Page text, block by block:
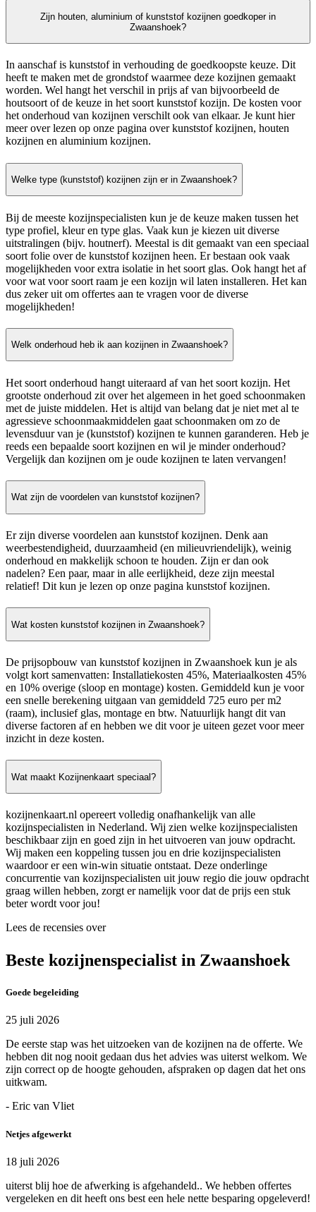
Zijn houten, aluminium of kunststof kozijnen goedkoper in
Zwaanshoek?
In aanschaf is kunststof in verhouding de goedkoopste keuze. Dit
heeft te maken met de grondstof waarmee deze kozijnen gemaakt
worden. Wel hangt het verschil in prijs af van bijvoorbeeld de
houtsoort of de keuze in het soort kunststof kozijn. De kosten voor
het onderhoud van kozijnen verschilt ook van elkaar. Je kunt hier
meer over lezen op onze pagina over kunststof kozijnen, houten
kozijnen en aluminium kozijnen.
Welke type (kunststof) kozijnen zijn er in Zwaanshoek?
Bij de meeste kozijnspecialisten kun je de keuze maken tussen het
type profiel, kleur en type glas. Vaak kun je kiezen uit diverse
uitstralingen (bijv. houtnerf). Meestal is dit gemaakt van een speciaal
soort folie over de kunststof kozijnen heen. Er bestaan ook vaak
mogelijkheden voor extra isolatie in het soort glas. Ook hangt het af
voor wat voor soort raam je een kozijn wil laten installeren. Het kan
dus zeker uit om offertes aan te vragen voor de diverse
mogelijkheden!
Welk onderhoud heb ik aan kozijnen in Zwaanshoek?
Het soort onderhoud hangt uiteraard af van het soort kozijn. Het
grootste onderhoud zit over het algemeen in het goed schoonmaken
met de juiste middelen. Het is altijd van belang dat je niet met al te
agressieve schoonmaakmiddelen gaat schoonmaken om zo de
levensduur van je (kunststof) kozijnen te kunnen garanderen. Heb je
reeds een bepaalde soort kozijnen en wil je minder onderhoud?
Vergelijk dan kozijnen om je oude kozijnen te laten vervangen!
Wat zijn de voordelen van kunststof kozijnen?
Er zijn diverse voordelen aan kunststof kozijnen. Denk aan
weerbestendigheid, duurzaamheid (en milieuvriendelijk), weinig
onderhoud en makkelijk schoon te houden. Zijn er dan ook
nadelen? Een paar, maar in alle eerlijkheid, deze zijn meestal
relatief! Dit kun je lezen op onze pagina kunststof kozijnen.
Wat kosten kunststof kozijnen in Zwaanshoek?
De prijsopbouw van kunststof kozijnen in Zwaanshoek kun je als
volgt kort samenvatten: Installatiekosten 45%, Materiaalkosten 45%
en 10% overige (sloop en montage) kosten. Gemiddeld kun je voor
een snelle berekening uitgaan van gemiddeld 725 euro per m2
(raam), inclusief glas, montage en btw. Natuurlijk hangt dit van
diverse factoren af en hebben we dit voor je uiteen gezet voor meer
inzicht in deze kosten.
Wat maakt Kozijnenkaart speciaal?
kozijnenkaart.nl opereert volledig onafhankelijk van alle
kozijnspecialisten in Nederland. Wij zien welke kozijnspecialisten
beschikbaar zijn en goed zijn in het uitvoeren van jouw opdracht.
Wij maken een koppeling tussen jou en drie kozijnspecialisten
waardoor er een win-win situatie ontstaat. Deze onderlinge
concurrentie van kozijnspecialisten uit jouw regio die jouw opdracht
graag willen hebben, zorgt er namelijk voor dat de prijs een stuk
beter wordt voor jou!
Lees de recensies over
Beste kozijnenspecialist in Zwaanshoek
Goede begeleiding
25 juli 2026
De eerste stap was het uitzoeken van de kozijnen na de offerte. We
hebben dit nog nooit gedaan dus het advies was uiterst welkom. We
zijn correct op de hoogte gehouden, afspraken op dagen dat het ons
uitkwam.
- Eric van Vliet
Netjes afgewerkt
18 juli 2026
uiterst blij hoe de afwerking is afgehandeld.. We hebben offertes
vergeleken en dit heeft ons best een hele nette besparing opgeleverd!